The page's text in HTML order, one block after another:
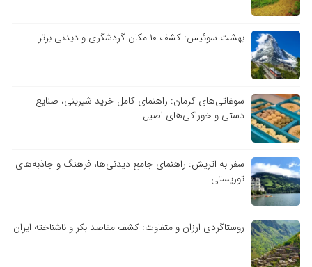
بهشت سوئیس: کشف ۱۰ مکان گردشگری و دیدنی برتر
سوغاتی‌های کرمان: راهنمای کامل خرید شیرینی، صنایع
دستی و خوراکی‌های اصیل
سفر به اتریش: راهنمای جامع دیدنی‌ها، فرهنگ و جاذبه‌های
توریستی
روستاگردی ارزان و متفاوت: کشف مقاصد بکر و ناشناخته ایران